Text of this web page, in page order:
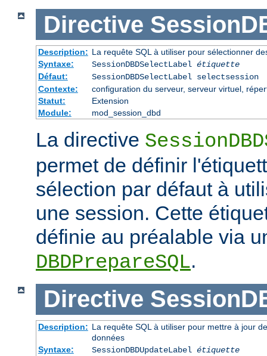
Directive
Description: La requête SQL à utiliser pour sélectionner
Syntaxe:
SessionDBDSelectLabel étiquette
Défaut:
SessionDBDSelectLabel selectsession
Contexte:
configuration du serveur, serveur virtuel,
Statut:
Extension
Module:
mod_session_dbd
La directive
permet de définir
sélection par défaut à
une session. Cette
définie au préalable via
DBDPrepareSQL.
Directive
Description: La requête SQL à utiliser pour mettre à jour
données
Syntaxe:
SessionDBDUpdateLabel étiquette